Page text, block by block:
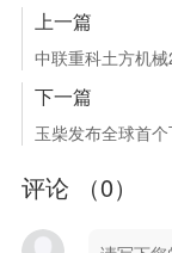
上一篇
中联重科土方机
下一篇
评论 （0）